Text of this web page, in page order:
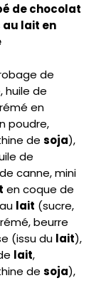
de chocolat
lait en
de
huile de
en
poudre,
de soja),
de
canne, mini
en coque de
lait (sucre,
beurre
(issu du lait),
lait,
de soja),